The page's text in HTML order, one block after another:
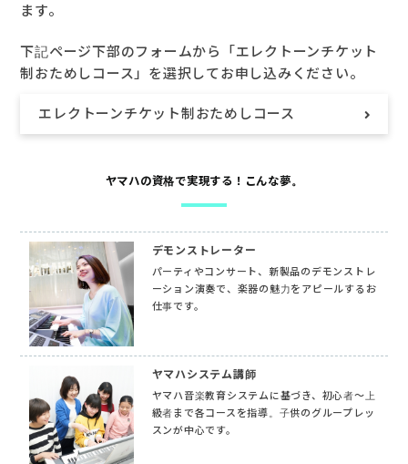
ます。
下記ページ下部のフォームから「エレクトーンチケット
制おためしコース」を選択してお申し込みください。
エレクトーンチケット制おためしコース
ヤマハの資格で実現する！こんな夢。
デモンストレーター
パーティやコンサート、新製品のデモンストレ
ーション演奏で、楽器の魅力をアピールするお
仕事です。
ヤマハシステム講師
ヤマハ音楽教育システムに基づき、初心者～上
級者まで各コースを指導。子供のグループレッ
スンが中心です。